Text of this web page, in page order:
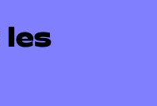
les